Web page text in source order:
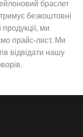
браслет
безкоштовні
ми
прайс-лист. Ми
відвідати нашу